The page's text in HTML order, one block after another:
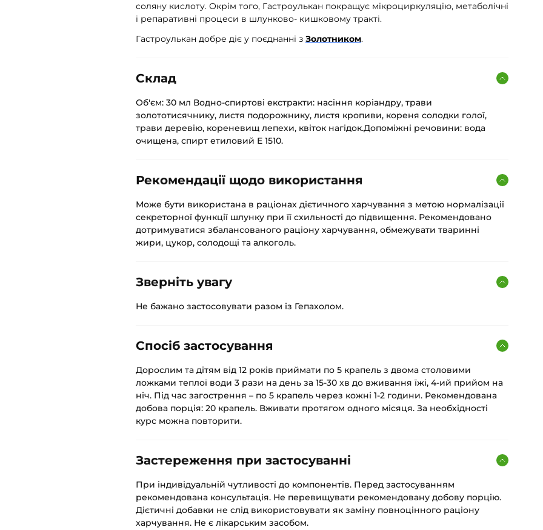
соляну кислоту. Окрім того, Гастроулькан покращує мікроциркуляцію, метаболічні
і репаративні процеси в шлунково- кишковому тракті.
Гастроулькан добре діє у поєднанні з Золотником.
Склад
Об'єм: 30 мл Водно-спиртові екстракти: насіння коріандру, трави
золототисячнику, листя подорожнику, листя кропиви, кореня солодки голої,
трави деревію, кореневищ лепехи, квіток нагідок.Допоміжні речовини: вода
очищена, спирт етиловий Е 1510.
Рекомендації щодо використання
Може бути використана в раціонах дієтичного харчування з метою нормалізації
секреторної функції шлунку при її схильності до підвищення. Рекомендовано
дотримуватися збалансованого раціону харчування, обмежувати тваринні
жири, цукор, солодощі та алкоголь.
Зверніть увагу
Не бажано застосовувати разом із Гепахолом.
Спосіб застосування
Дорослим та дітям від 12 років приймати по 5 крапель з двома столовими
ложками теплої води 3 рази на день за 15-30 хв до вживання їжі, 4-ий прийом на
ніч. Під час загострення – по 5 крапель через кожні 1-2 години. Рекомендована
добова порція: 20 крапель. Вживати протягом одного місяця. За необхідності
курс можна повторити.
Застереження при застосуванні
При індивідуальній чутливості до компонентів. Перед застосуванням
рекомендована консультація. Не перевищувати рекомендовану добову порцію.
Дієтичні добавки не слід використовувати як заміну повноцінного раціону
харчування. Не є лікарським засобом.